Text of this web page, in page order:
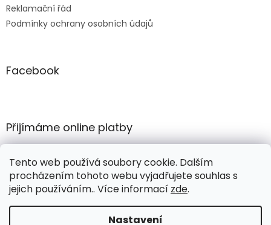
Tento web používá soubory cookie. Dalším
procházením tohoto webu vyjadřujete souhlas s
jejich používáním.. Více informací zde.
Nastavení
Reklamační řád
Podmínky ochrany osobních údajů
Facebook
Přijímáme online platby